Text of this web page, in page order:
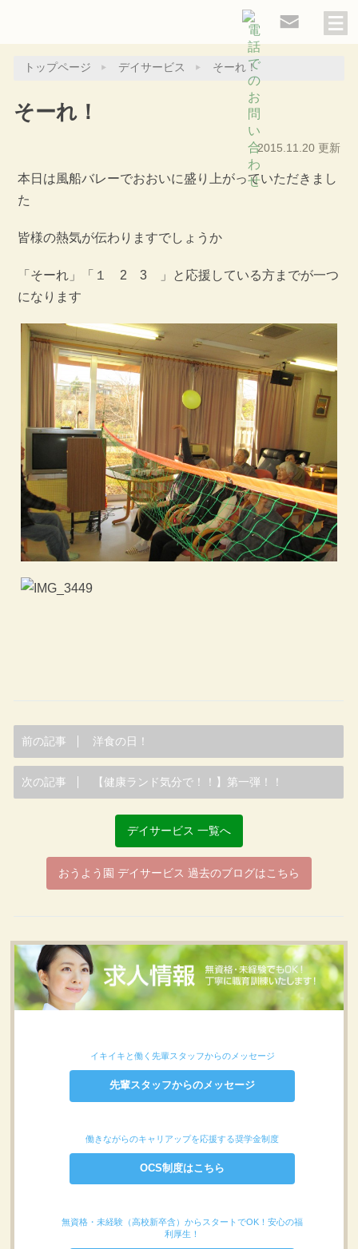
トップページ デイサービス そーれ！
そーれ！
2015.11.20 更新
本日は風船バレーでおおいに盛り上がっていただきまし
た
皆様の熱気が伝わりますでしょうか
「そーれ」「１ 2 3 」と応援している方までが一つ
になります
前の記事 洋食の日！
次の記事 【健康ランド気分で！！】第一弾！！
デイサービス 一覧へ
おうよう園 デイサービス 過去のブログはこちら
イキイキと働く先輩スタッフからのメッセージ
先輩スタッフからのメッセージ
働きながらのキャリアップを応援する奨学金制度
OCS制度はこちら
無資格・未経験（高校新卒含）からスタートでOK！安心の福
利厚生！